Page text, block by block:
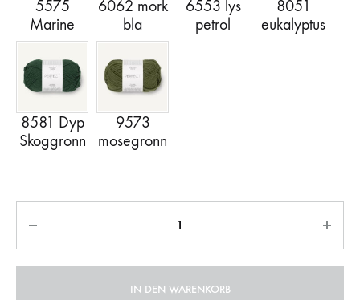
Anzahl
IN DEN WARENKORB